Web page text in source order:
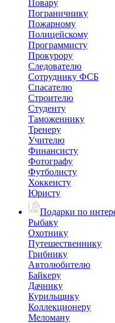
Повару
Пограничнику
Пожарному
Полицейскому
Программисту
Прокурору
Следователю
Сотруднику ФСБ
Спасателю
Строителю
Студенту
Таможеннику
Тренеру
Учителю
Финансисту
Фотографу
Футболисту
Хоккеисту
Юристу
Подарки по
Рыбаку
Охотнику
Путешественнику
Грибнику
Автолюбителю
Байкеру
Дачнику
Курильщику
Коллекционеру
Меломану